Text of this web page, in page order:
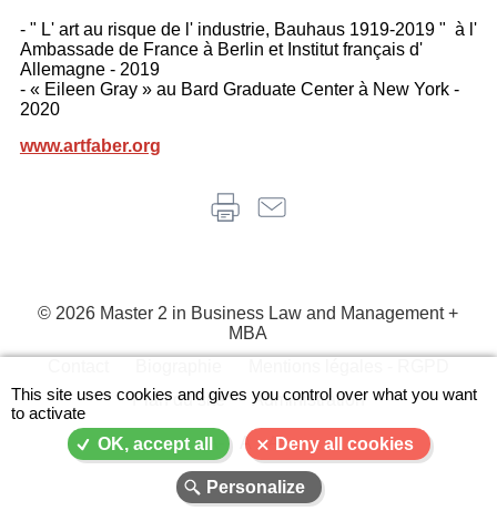
- " L' art au risque de l' industrie, Bauhaus 1919-2019 " à l'
Ambassade de France à Berlin et Institut français d'
Allemagne - 2019
- « Eileen Gray » au Bard Graduate Center à New York -
2020
www.artfaber.org
© 2026 Master 2 in Business Law and Management +
MBA
Menu
Pied
Plan du site
Administration
A- A A+
This site uses cookies and gives you control over what you want
to activate
OK, accept all
Deny all cookies
Personalize